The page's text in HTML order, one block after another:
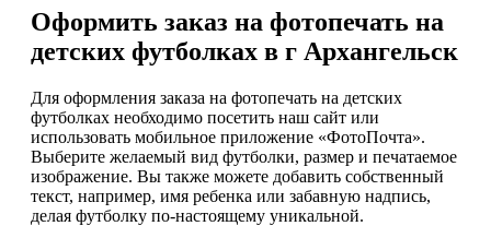
Оформить заказ на фотопечать на
детских футболках в г Архангельск
Для оформления заказа на фотопечать на детских
футболках необходимо посетить наш сайт или
использовать мобильное приложение «ФотоПочта».
Выберите желаемый вид футболки, размер и печатаемое
изображение. Вы также можете добавить собственный
текст, например, имя ребенка или забавную надпись,
делая футболку по-настоящему уникальной.